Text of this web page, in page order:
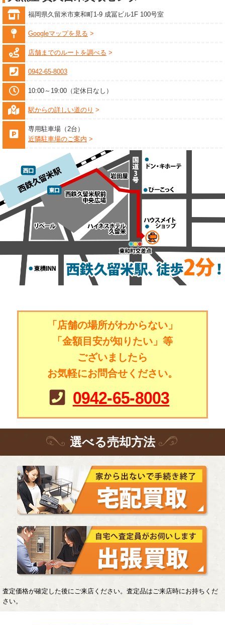
福岡県久留米市東和町1-9 成冨ビル1F 100号室
Googleマップを見る
店舗までのルートを調べる
0942-65-8003
10:00～19:00（定休日なし）
駅からの詳しい道のり
専用駐車場（2台）
近隣駐車場のご案内
「店舗の場所がわからない」
「金額目安が知りたい」等
ございましたら
お気軽にお問合せください。
0942-65-8003
選べる売却方法
査定価格が確定した後にご来店ください。査定品はご来店時にお持ちくだ
さい。